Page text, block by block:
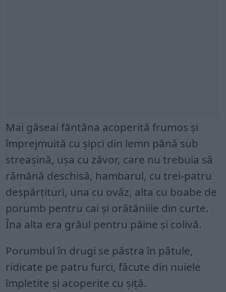
Mai găseai fântâna acoperită frumos și
împrejmuită cu șipci din lemn până sub
streașină, ușa cu zăvor, care nu trebuia să
rămână deschisă, hambarul, cu trei-patru
despărțituri, una cu ovăz, alta cu boabe de
porumb pentru cai și orătăniile din curte.
Îna alta era grâul pentru pâine și colivă.
Porumbul în drugi se păstra în pătule,
ridicate pe patru furci, făcute din nuiele
împletite și acoperite cu șiță.